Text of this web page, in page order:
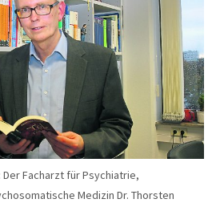
Facharzt für Psychiatrie,
Medizin Dr. Thorsten